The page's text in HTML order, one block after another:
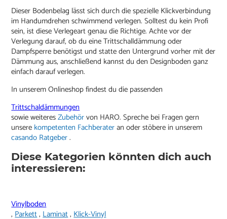
Dieser Bodenbelag lässt sich durch die spezielle Klickverbindung
im Handumdrehen schwimmend verlegen. Solltest du kein Profi
sein, ist diese Verlegeart genau die Richtige. Achte vor der
Verlegung darauf, ob du eine Trittschalldämmung oder
Dampfsperre benötigst und statte den Untergrund vorher mit der
Dämmung aus, anschließend kannst du den Designboden ganz
einfach darauf verlegen.
In unserem Onlineshop findest du die passenden
Trittschaldämmungen
sowie weiteresZubehörvon HARO. Spreche bei Fragen gern
unsere kompetenten Fachberateran oder stöbere in unserem
casando Ratgeber.
Diese Kategorien könnten dich auch
interessieren:
Vinylboden
,Parkett,Laminat,Klick-Vinyl